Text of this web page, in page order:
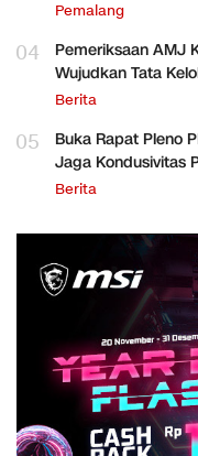
Pemalang
04
Pemeriksaan AMJ
Wujudkan Tata
Berita
05
Buka Rapat Pleno
Jaga Kondusivitas
Berita